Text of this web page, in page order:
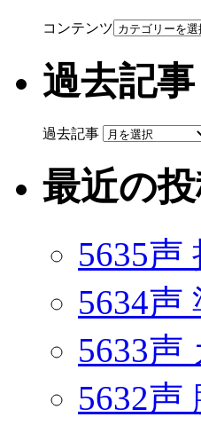
コンテンツ
過去記事
過去記事
最近の
5635声
5634声
5633声
5632声